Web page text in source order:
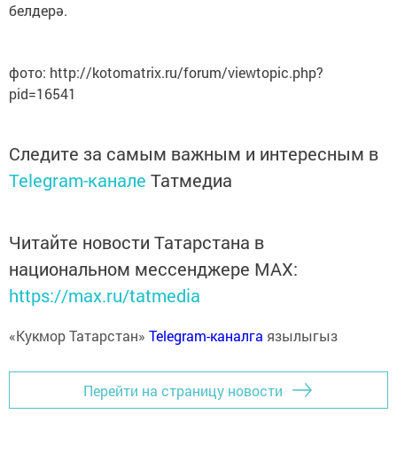
белдерә.
фото: http://kotomatrix.ru/forum/viewtopic.php?
pid=16541
Следите за самым важным и интересным в
Telegram-канале Татмедиа
Читайте новости Татарстана в
национальном мессенджере MАХ:
https://max.ru/tatmedia
«Кукмор Татарстан» Telegram-каналга язылыгыз
Перейти на страницу новости